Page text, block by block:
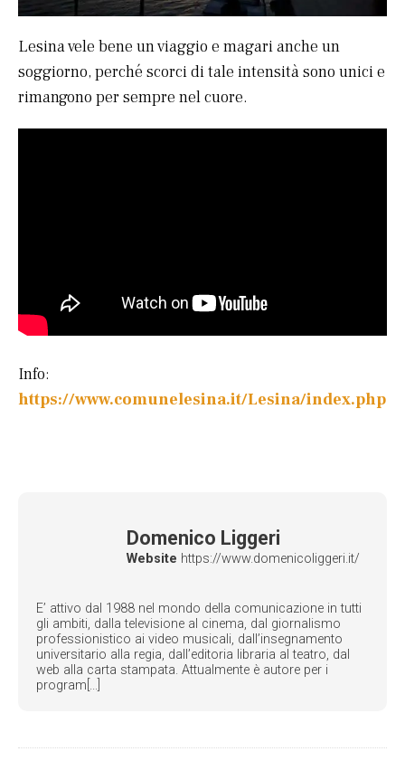
Lesina vele bene un viaggio e magari anche un
soggiorno, perché scorci di tale intensità sono unici e
rimangono per sempre nel cuore.
Info:
https://www.comunelesina.it/Lesina/index.php
Domenico Liggeri
Website https://www.domenicoliggeri.it/
E’ attivo dal 1988 nel mondo della comunicazione in tutti
gli ambiti, dalla televisione al cinema, dal giornalismo
professionistico ai video musicali, dall’insegnamento
universitario alla regia, dall’editoria libraria al teatro, dal
web alla carta stampata. Attualmente è autore per i
program[...]